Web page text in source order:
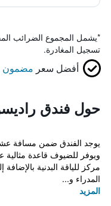
*يشمل المجموع الضرائب
تسجيل المغادرة.
أفضل سعر مضمون
حول فندق
ويوفر للضيوف قاعدة مثالية
مركز للياقة البدنية
المدراء و...
المزيد